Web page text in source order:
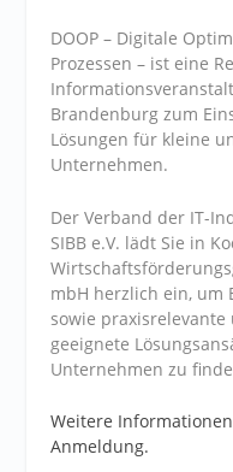
DOOP – Digitale
Prozessen – ist eine
Brandenburg zum
Lösungen für kleine
Unternehmen.
Der Verband der IT-
SIBB e.V. lädt Sie in
mbH herzlich ein, um
sowie
geeignete
Unternehmen zu
Weitere
Anmeldung.